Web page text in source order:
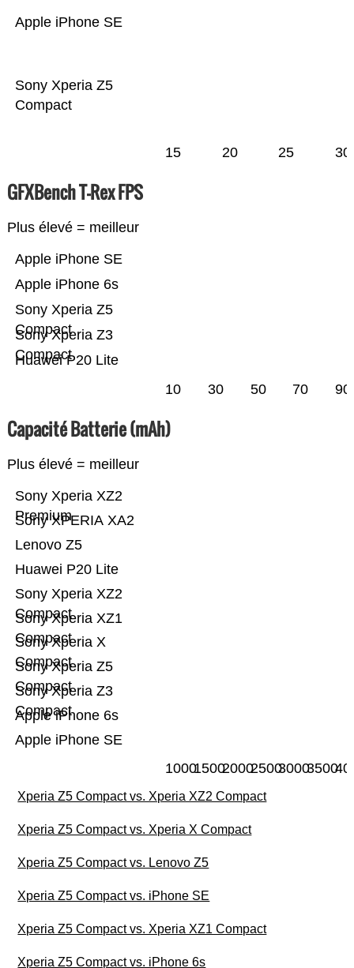
Sony Xperia Z5
Compact
Apple iPhone SE
15 20 25 30
GFXBench T-Rex FPS
Plus élevé = meilleur
Huawei P20 Lite
Sony Xperia Z3
Compact
Sony Xperia Z5
Compact
Apple iPhone 6s
Apple iPhone SE
10 30 50 70 90
Capacité Batterie (mAh)
Plus élevé = meilleur
Apple iPhone SE
Apple iPhone 6s
Sony Xperia Z3
Compact
Sony Xperia Z5
Compact
Sony Xperia X
Compact
Sony Xperia XZ1
Compact
Sony Xperia XZ2
Compact
Huawei P20 Lite
Lenovo Z5
Sony XPERIA XA2
Sony Xperia XZ2
Premium
100015002000250030003500
Xperia Z5 Compact vs. Xperia XZ2 Compact
Xperia Z5 Compact vs. Xperia X Compact
Xperia Z5 Compact vs. Lenovo Z5
Xperia Z5 Compact vs. iPhone SE
Xperia Z5 Compact vs. Xperia XZ1 Compact
Xperia Z5 Compact vs. iPhone 6s